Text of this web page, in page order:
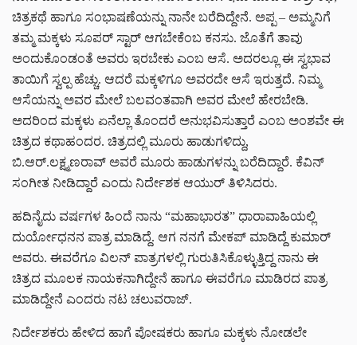
ಚಿತ್ರಕಥೆ ಹಾಗೂ ಸಂಭಾಷಣೆಯನ್ನು ನಾನೇ ಬರೆದಿದ್ದೇನೆ. ಅಪ್ಪ – ಅಮ್ಮನಿಗೆ‌
ತಮ್ಮ ಮಕ್ಕಳು ಸೂಪರ್ ಸ್ಟಾರ್ ಆಗಬೇಕೆಂಬ ಕನಸು. ಜೊತೆಗೆ ತಾವು
ಅಂದುಕೊಂಡಂತೆ ಅವರು ಇರಬೇಕು ಎಂಬ ಆಸೆ. ಅದರಲ್ಲೂ ಈ ಸ್ವಭಾವ
ತಾಯಿಗೆ ಸ್ವಲ್ಪ ಹೆಚ್ಚು. ಆದರೆ ಮಕ್ಕಳಿಗೂ ಅವರದೇ ಆಸೆ ಇರುತ್ತದೆ. ನಿಮ್ಮ
ಆಸೆಯನ್ನು ಅವರ ಮೇಲೆ ಬಲವಂತವಾಗಿ ಅವರ ಮೇಲೆ ಹೇರಬೇಡಿ.
ಅದರಿಂದ ಮಕ್ಕಳು ಏನೆಲ್ಲಾ ತೊಂದರೆ ಅನುಭವಿಸುತ್ತಾರೆ ಎಂಬ ಅಂಶವೇ ಈ
ಚಿತ್ರದ ಕಥಾಹಂದರ. ಚಿತ್ರದಲ್ಲಿ ಮೂರು ಹಾಡುಗಳಿದ್ದು,
ಬಿ.ಆರ್.ಲಕ್ಷ್ಮಣರಾವ್ ಅವರೆ ಮೂರು ಹಾಡುಗಳನ್ನು ಬರೆದಿದ್ದಾರೆ. ಕೆವಿನ್
ಸಂಗೀತ ನೀಡಿದ್ದಾರೆ ಎಂದು ನಿರ್ದೇಶಕ ಆಯುರ್ ತಿಳಿಸಿದರು.
ಹದಿನೈದು ವರ್ಷಗಳ ಹಿಂದೆ ನಾನು “ಮಹಾಭಾರತ” ಧಾರಾವಾಹಿಯಲ್ಲಿ
ದುರ್ಯೋಧನನ ಪಾತ್ರ ಮಾಡಿದ್ದೆ. ಆಗ ನನಗೆ ಮೇಕಪ್ ಮಾಡಿದ್ದೆ ಕುಮಾರ್
ಅವರು. ಈವರೆಗೂ ವಿಲನ್ ಪಾತ್ರಗಳಲ್ಲಿ ಗುರುತಿಸಿಕೊಳ್ಳುತ್ತಿದ್ದ ನಾನು ಈ
ಚಿತ್ರದ ಮೂಲಕ‌ ನಾಯಕನಾಗಿದ್ದೇನೆ ಹಾಗೂ ಈವರೆಗೂ ಮಾಡಿರದ ಪಾತ್ರ
ಮಾಡಿದ್ದೇನೆ ಎಂದರು ನಟ ಚಲುವರಾಜ್.
ನಿರ್ದೇಶಕರು ಹೇಳಿದ ಹಾಗೆ ಪೋಷಕರು ಹಾಗೂ ಮಕ್ಕಳು ನೋಡಲೇ